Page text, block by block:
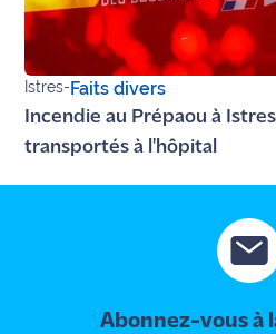
Mention
légales
Conditions
générales
Istres-Faits divers
Incendie au Prépaou à
transportés à l'hôpital
Abonnez-vous à